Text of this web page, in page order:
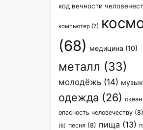
код вечности
компьютер (7)
(68) медицина (10)
металл (33)
молодёжь (14)
одежда (26) океан
опасность человечеству (8)
(6) песня (8) пища (13)